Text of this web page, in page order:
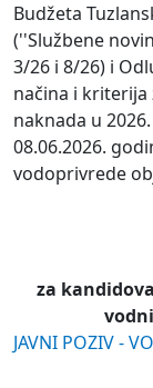
Budžeta
(''Službene
3/26 i 8/26) i
načina i
naknada u
08.06.2026.
vodoprivrede
za
JAVNI POZIV -